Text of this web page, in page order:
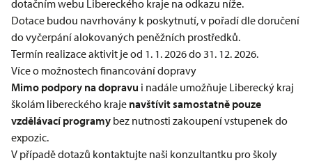
dotačním webu Libereckého kraje na odkazu níže.
Dotace budou navrhovány k poskytnutí, v pořadí dle doručení
do vyčerpání alokovaných peněžních prostředků.
Termín realizace aktivit je od 1. 1. 2026 do 31. 12. 2026.
Více o možnostech financování dopravy
Mimo podpory na dopravu i nadále umožňuje Liberecký kraj
školám libereckého kraje navštívit samostatně pouze
vzdělávací programy bez nutnosti zakoupení vstupenek do
expozic.
V případě dotazů kontaktujte naši konzultantku pro školy